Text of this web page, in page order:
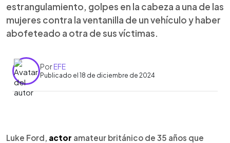
estrangulamiento, golpes en la cabeza a una de las
mujeres contra la ventanilla de un vehículo y haber
abofeteado a otra de sus víctimas.
PorEFE
Publicado el 18 de diciembre de 2024
► Escuchar artículo
Luke Ford, actor amateur británico de 35 años que